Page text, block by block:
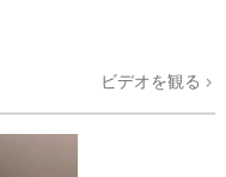
ビデオを観る